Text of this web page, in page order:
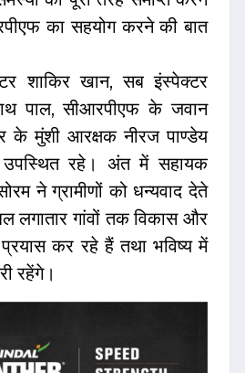
का सहयोग करने की बात
शाकिर खान, सब इंस्पेक्टर
पाल, सीआरपीएफ के जवान
के मुंशी आरक्षक नीरज पाण्डेय
रहे। अंत में सहायक
ने ग्रामीणों को धन्यवाद देते
लगातार गांवों तक विकास और
कर रहे हैं तथा भविष्य में
रहेंगे।